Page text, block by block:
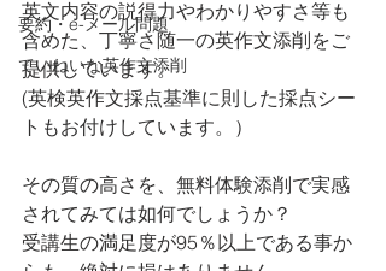
要約・e-メール問題
ていねいな英作文添削
英文内容の説得力やわかりやすさ等も
含めた、丁寧さ随一の英作文添削をご
提供しています。
(英検英作文採点基準に則した採点シー
トもお付けしています。）
その質の高さを、無料体験添削で実感
されてみては如何でしょうか？
受講生の満足度が95％以上である事か